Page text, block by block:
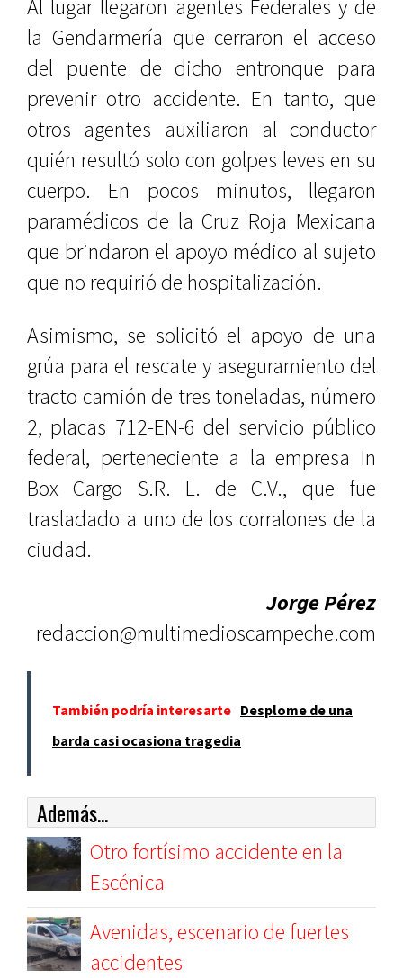
Al lugar llegaron agentes Federales y de
la Gendarmería que cerraron el acceso
del puente de dicho entronque para
prevenir otro accidente. En tanto, que
otros agentes auxiliaron al conductor
quién resultó solo con golpes leves en su
cuerpo. En pocos minutos, llegaron
paramédicos de la Cruz Roja Mexicana
que brindaron el apoyo médico al sujeto
que no requirió de hospitalización.
Asimismo, se solicitó el apoyo de una
grúa para el rescate y aseguramiento del
tracto camión de tres toneladas, número
2, placas 712-EN-6 del servicio público
federal, perteneciente a la empresa In
Box Cargo S.R. L. de C.V., que fue
trasladado a uno de los corralones de la
ciudad.
Jorge Pérez
redaccion@multimedioscampeche.com
También podría interesarte Desplome de una
barda casi ocasiona tragedia
Además...
Otro fortísimo accidente en la
Escénica
Avenidas, escenario de fuertes
accidentes